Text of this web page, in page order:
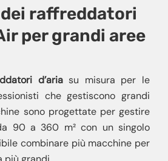
raffreddatori
per grandi aree
d’ariasu misura per le
che gestiscono grandi
sono progettate per gestire
90 a 360 m² con un singolo
combinare più macchine per